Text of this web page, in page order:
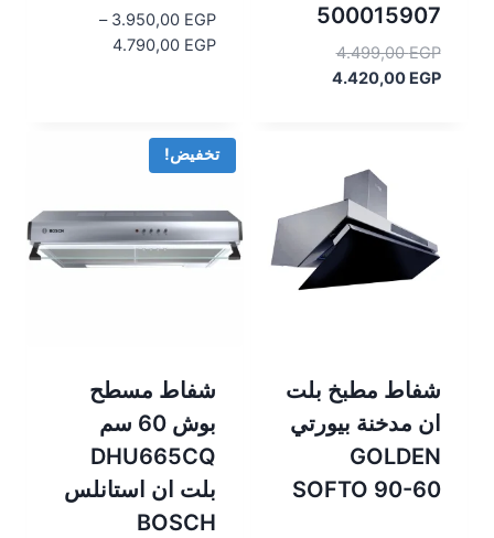
500015907
4.499,00EGP
السعر
الأصلي4.420,00 EGP
السعر
3.950,00 EGP
–
4.790,00 EGP
نطاق
شفاط مطبخ بلت
ان مدخنة بيورتي
GOLDEN
SOFTO 90-60
تخفيض!
شفاط مسطح
بوش 60 سم
DHU665CQ
بلت ان استانلس
BOSCH